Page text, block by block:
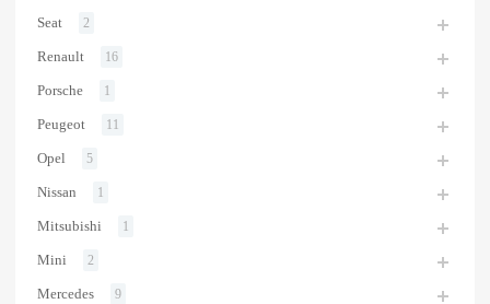
Seat 2
Renault 16
Porsche 1
Peugeot 11
Opel 5
Nissan 1
Mitsubishi 1
Mini 2
Mercedes 9